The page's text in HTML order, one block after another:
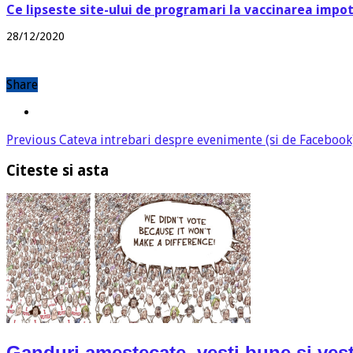
Ce lipseste site-ului de programari la vaccinarea
28/12/2020
Share
Previous Cateva intrebari despre evenimente (si de
Citeste si asta